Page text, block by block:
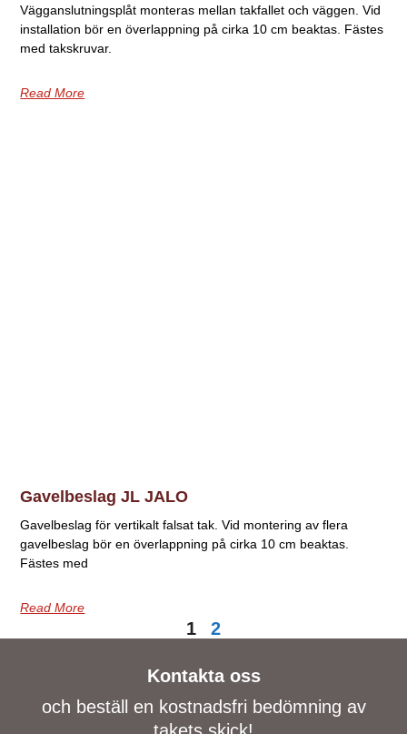
Vägganslutningsplåt monteras mellan takfallet och väggen. Vid
installation bör en överlappning på cirka 10 cm beaktas. Fästes
med takskruvar.
Read More
Gavelbeslag JL JALO
Gavelbeslag för vertikalt falsat tak. Vid montering av flera
gavelbeslag bör en överlappning på cirka 10 cm beaktas.
Fästes med
Read More
1 2
Kontakta oss
och beställ en kostnadsfri bedömning av